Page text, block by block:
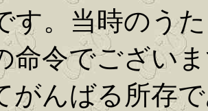
す。当時のう
命令でござい
がんばる所存